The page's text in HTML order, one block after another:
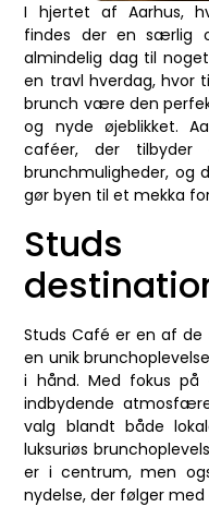
I hjertet af Aarhus,
findes der en særlig
almindelig dag til
en travl hverdag, hvor
brunch være den
og nyde øjeblikket.
caféer, der
brunchmuligheder, og
gør byen til et mekka
Studs
Studs Café er en af
en unik
i hånd. Med fokus
indbydende
valg blandt både
luksuriøs
er i centrum, men
nydelse, der følger med